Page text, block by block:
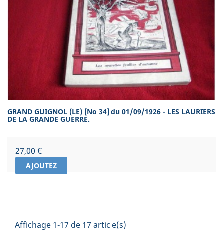
GRAND GUIGNOL (LE) [No 34] du 01/09/1926 - LES LAURIERS
DE LA GRANDE GUERRE.
Prix
27,00 €
AJOUTEZ
Affichage 1-17 de 17 article(s)